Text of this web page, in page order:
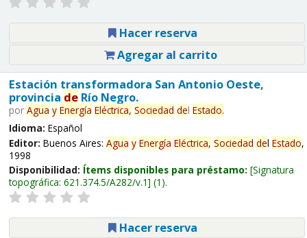
Hacer reserva
Agregar al carrito
Estación transformadora San Antonio Oeste,
provincia deRío Negro.
por Agua y Energía Eléctrica, Sociedad del Estado.
Idioma: Español
Editor: Buenos Aires: Agua y Energía Eléctrica, Sociedad del Estado,
1998
Disponibilidad: Ítems disponibles para préstamo: Signatura
topográfica: 621.374.5/A282/v.1 (1).
Hacer reserva